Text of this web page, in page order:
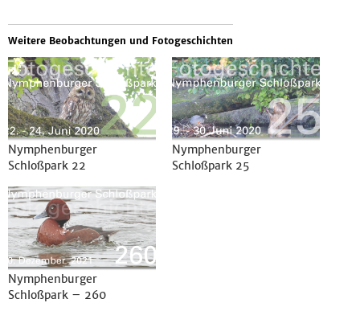
Weitere Beobachtungen und Fotogeschichten
Nymphenburger
Schloßpark 22
Nymphenburger
Schloßpark 25
Nymphenburger
Schloßpark – 260